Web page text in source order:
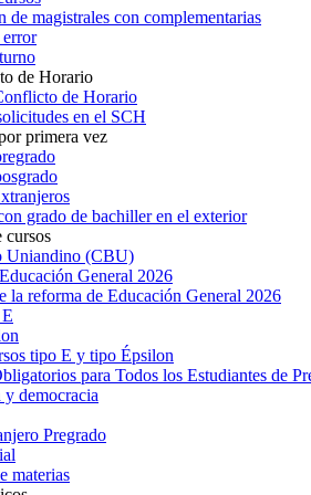
de magistrales con complementarias
error
de Horario
de Horario
en el SCH
primera vez
grado de bachiller en el exterior
cursos
Uniandino (CBU)
General 2026
la reforma de Educación General 2026
tipo E y tipo Épsilon
para Todos los Estudiantes de
democracia
Pregrado
materias